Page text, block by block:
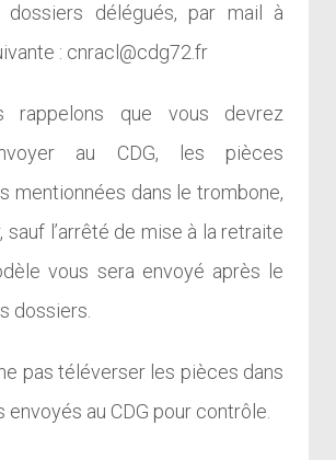
dossiers délégués, par mail à
: cnracl@cdg72.fr
rappelons que vous devrez
au CDG, les pièces
mentionnées dans le trombone,
sauf l’arrêté de mise à la retraite
vous sera envoyé après le
dossiers.
pas téléverser les pièces dans
envoyés au CDG pour contrôle.